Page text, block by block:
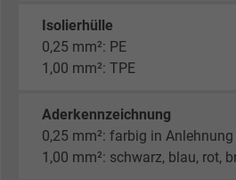
Isolierhülle
0,25 mm²: PE
1,00 mm²: TPE
Aderkennzeichnung
0,25 mm²: farbig in
1,00 mm²: schwarz, blau, rot,